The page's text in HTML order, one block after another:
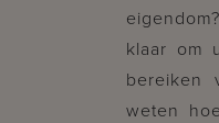
klaar om
bereiken
weten